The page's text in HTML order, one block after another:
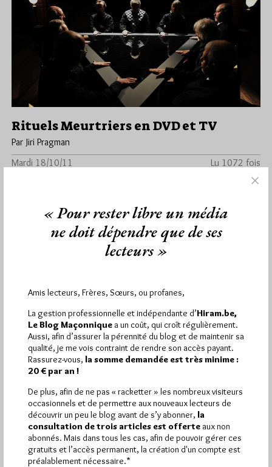
Rituels Meurtriers en DVD et TV
Par Jiri Pragman
Mardi 18/10/11
Lu 1072 fois
Un titre comme on les aime pour ce DVD proposé en sus du Vif
Décapitation à l’épée « maçonnique »?
Mercredi 24/11/10
Plusieurs médias signalent l'arrestation de l'acteur Michael Brea,
apparu dans la série Ugli Betty;, qui a avoué avoir tué sa…
DansDans la presse 10 commentaires
Hier samedi 8 août 2026, Hiram.be a reçu1 698 visites
et2 926 pagesont été lues (Source : Pirsch.io)
Plus d’informations
« Pour rester libre un média
ne doit dépendre que de ses
lecteurs »
Amis lecteurs, Frères, Sœurs, ou profanes,
La gestion professionnelle et indépendante d’Hiram.be,
Le Blog Maçonnique a un coût, qui croît régulièrement.
Aussi, afin d’assurer la pérennité du blog et de maintenir sa
qualité, je me vois contraint de rendre son accès payant.
Rassurez-vous, la somme demandée est très minime :
20 € par an !
De plus, afin de ne pas « racketter » les nombreux visiteurs
occasionnels et de permettre aux nouveaux lecteurs de
découvrir un peu le blog avant de s’y abonner, la
consultation de trois articles est offerte aux non
abonnés. Mais dans tous les cas, afin de pouvoir gérer ces
gratuits et l’accès permanent, la création d'un compte est
préalablement nécessaire.*